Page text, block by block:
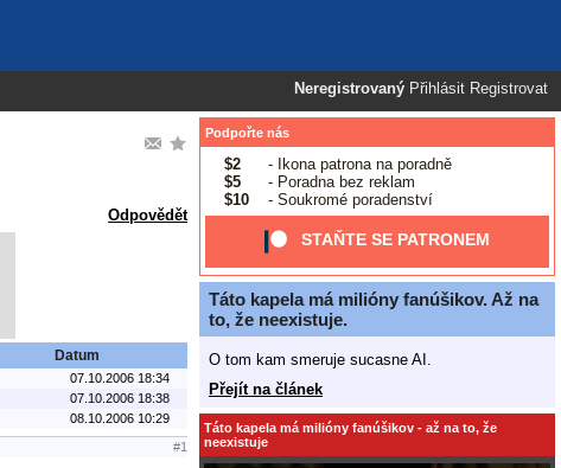
Neregistrovaný Přihlásit Registrovat
Odpovědět
Datum
07.10.2006 18:34
07.10.2006 18:38
08.10.2006 10:29
#1
Podpořte nás
$2
- Ikona patrona na poradně
$5
- Poradna bez reklam
$10
- Soukromé poradenství
STAŇTE SE PATRONEM
Táto kapela má milióny fanúšikov. Až na
to, že neexistuje.
O tom kam smeruje sucasne AI.
Přejít na článek
Táto kapela má milióny fanúšikov - až na to, že
neexistuje